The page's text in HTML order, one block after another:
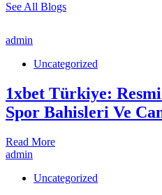
See All Blogs
admin
Uncategorized
1xbet Türkiye:
Spor Bahisleri Ve
Read More
admin
Uncategorized